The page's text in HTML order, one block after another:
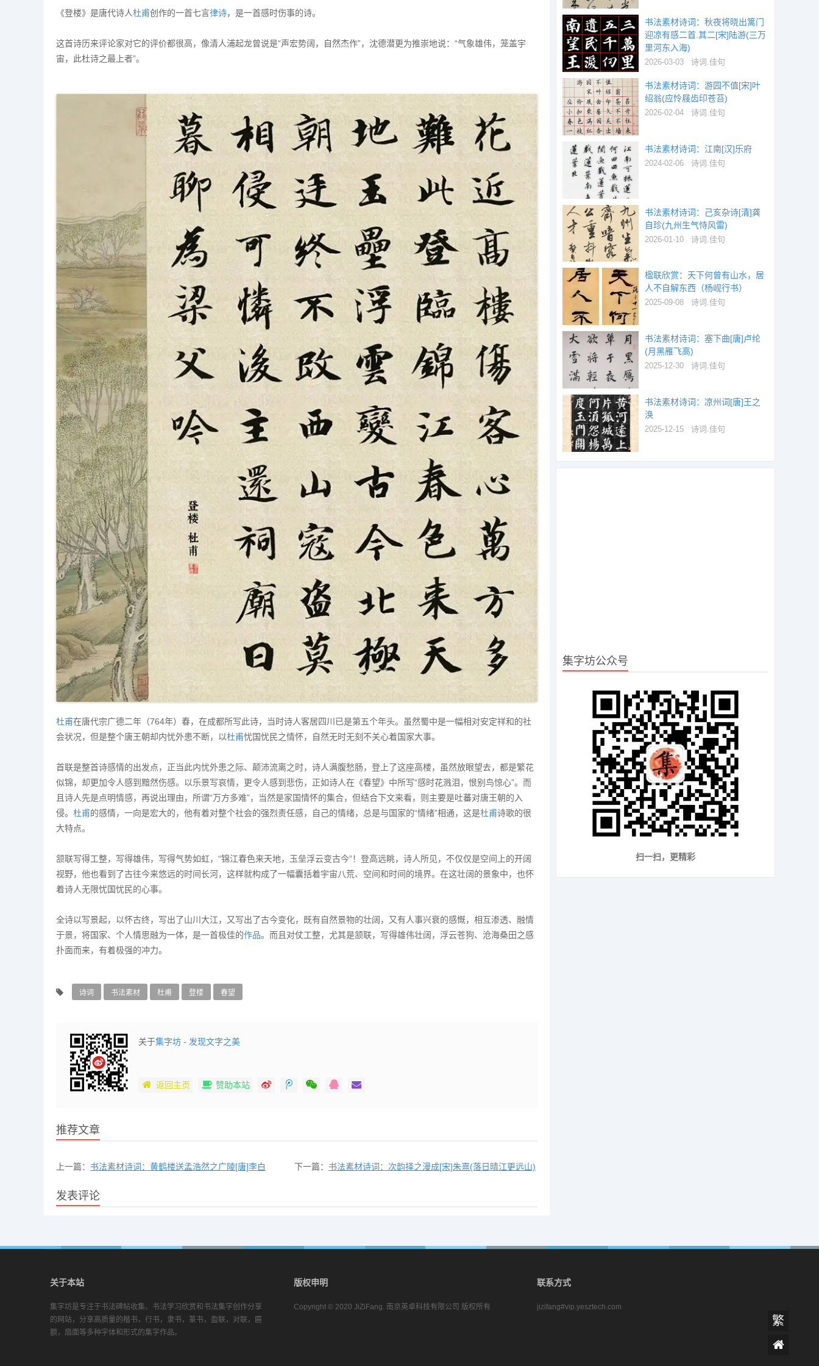
《登楼》是唐代诗人杜甫创作的一首七言律诗，是一首感时伤事的诗。
这首诗历来评论家对它的评价都很高，像清人浦起龙曾说是“声宏势阔，自然杰作”，沈德潜更为推崇地说：“气象雄伟，笼盖宇
宙，此杜诗之最上者”。
杜甫在唐代宗广德二年（764年）春，在成都所写此诗，当时诗人客居四川已是第五个年头。虽然蜀中是一幅相对安定祥和的社
会状况，但是整个唐王朝却内忧外患不断，以杜甫忧国忧民之情怀，自然无时无刻不关心着国家大事。
首联是整首诗感情的出发点，正当此内忧外患之际、颠沛流离之时，诗人满腹愁肠，登上了这座高楼，虽然放眼望去，都是繁花
似锦，却更加令人感到黯然伤感。以乐景写哀情，更令人感到悲伤，正如诗人在《春望》中所写“感时花溅泪，恨别鸟惊心”。而
且诗人先是点明情感，再说出理由，所谓“万方多难”，当然是家国情怀的集合，但结合下文来看，则主要是吐蕃对唐王朝的入
侵。 杜甫的感情，一向是宏大的，他有着对整个社会的强烈责任感，自己的情绪，总是与国家的“情绪”相通，这是杜甫诗歌的很
大特点。
颔联写得工整，写得雄伟，写得气势如虹，“锦江春色来天地，玉垒浮云变古今”！登高远眺，诗人所见，不仅仅是空间上的开阔
视野，他也看到了古往今来悠远的时间长河，这样就构成了一幅囊括着宇宙八荒、空间和时间的境界。在这壮阔的景象中，也怀
着诗人无限忧国忧民的心事。
全诗以写景起，以怀古终，写出了山川大江，又写出了古今变化，既有自然景物的壮阔，又有人事兴衰的感慨，相互渗透、融情
于景，将国家、个人情思融为一体，是一首极佳的作品。而且对仗工整，尤其是颔联，写得雄伟壮阔，浮云苍狗、沧海桑田之感
扑面而来，有着极强的冲力。
诗词 书法素材 杜甫 登楼 春望
关于集字坊 - 发现文字之美
返回主页 赞助本站
推荐文章
上一篇： 书法素材诗词：黄鹤楼送孟浩然之广陵[唐]李白 下一篇： 书法素材诗词：次韵择之漫成[宋]朱熹(落日晴江更远山)
发表评论
书法素材诗词：秋夜将晓出篱门
迎凉有感二首.其二[宋]陆游(三万
里河东入海)
2026-03-03 诗词.佳句
书法素材诗词：游园不值[宋]叶
绍翁(应怜屐齿印苍苔)
2026-02-04 诗词.佳句
书法素材诗词：江南[汉]乐府
2024-02-06 诗词.佳句
书法素材诗词：己亥杂诗[清]龚
自珍(九州生气恃风雷)
2026-01-10 诗词.佳句
楹联欣赏：天下何曾有山水，居
人不自解东西（杨岘行书）
2025-09-08 诗词.佳句
书法素材诗词：塞下曲[唐]卢纶
(月黑雁飞高)
2025-12-30 诗词.佳句
书法素材诗词：凉州词[唐]王之
涣
2025-12-15 诗词.佳句
集字坊公众号
扫一扫，更精彩
关于本站
集字坊是专注于书法碑帖收集、书法学习欣赏和书法集字创作分享
的网站，分享高质量的楷书，行书，隶书，篆书，盈联，对联，匾
额，扇面等多种字体和形式的集字作品。
版权申明
Copyright © 2020 JiZiFang. 南京英卓科技有限公司 版权所有
联系方式
jizifang#vip.yesztech.com
繁